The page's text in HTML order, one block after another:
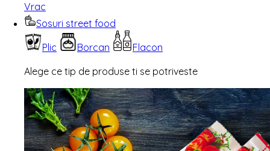
Vrac
Sosuri street food
Plic
Borcan
Flacon
Alege ce tip de produse ti se potriveste